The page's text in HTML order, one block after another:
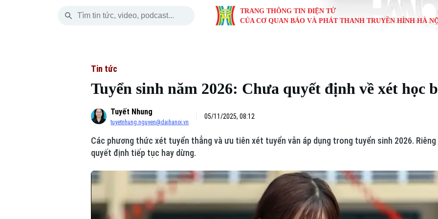
TRANG THÔNG TIN ĐIỆN TỬ
CỦA CƠ QUAN BÁO VÀ PHÁT THANH TRUYỀN HÌNH HÀ
Chính trị
Xã hội
An ninh trật tự
Công nghệ
Người Hà Nội
Khoảnh khắc Hà Nội
Ẩm thực
Quân sự
Hồ sơ
Người Việt 4 phương
Cafe sáng
Tài chính Ngân hàng
Doanh nghiệp
Đầu tư
Đất đai
Tàu
Thị trường
Tuyển sinh Làng nghề Dinh
Tin tức
Tuyển sinh năm 2026: Chưa quyết định về xét học
Tuyết Nhung
tuyetnhung.nguyen@daihanoi.vn
05/11/2025, 08:12
Các phương thức xét tuyển thẳng và ưu tiên xét tuyển vẫn áp dụng trong tuyển sinh 2026.
quyết định tiếp tục hay dừng.
Skip Ad